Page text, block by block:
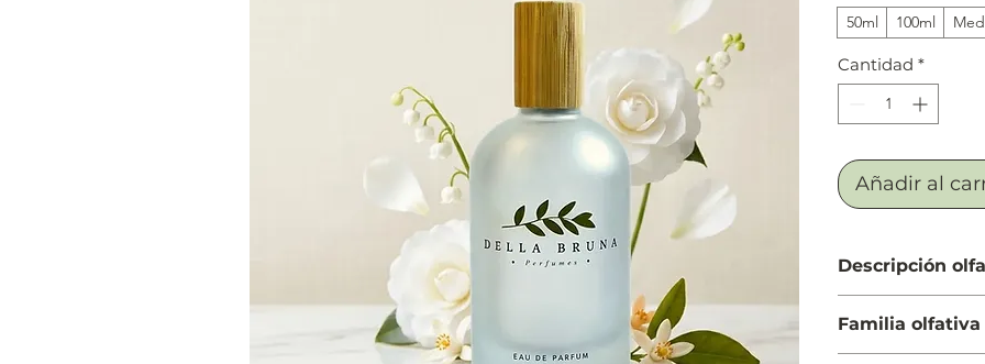
50ml 100ml
Cantidad *
Añadir al
Descripción
de cactus y
Cuerpo: Camelia
Familia olfativa